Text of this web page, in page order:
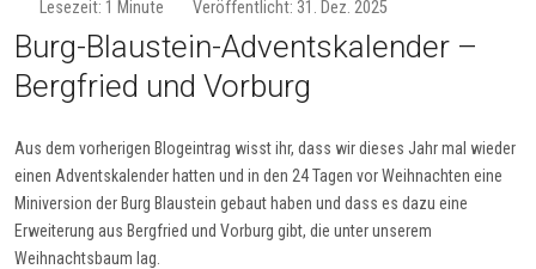
Lesezeit: 1 Minute Veröffentlicht: 31. Dez. 2025
Burg-Blau­stein-Ad­vents­ka­len­der –
Berg­fried und Vor­burg
Aus dem vorherigen Blogeintrag wisst ihr, dass wir dieses Jahr mal wieder
einen Adventskalender hatten und in den 24 Tagen vor Weihnachten eine
Miniversion der Burg Blaustein gebaut haben und dass es dazu eine
Erweiterung aus Bergfried und Vorburg gibt, die unter unserem
Weihnachtsbaum lag.